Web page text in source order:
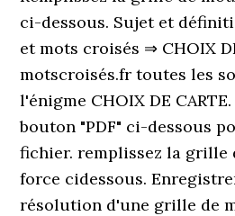
ci-dessous. Sujet et
et mots croisés ⇒ CHOIX
motscroisés.fr toutes les
l'énigme CHOIX DE
bouton "PDF" ci-dessous
fichier. remplissez la grille
force cidessous.
résolution d'une grille de